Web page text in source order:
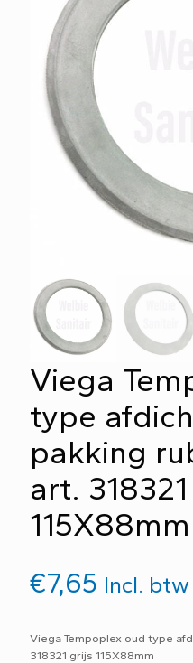
Viega
type
pakking
art.
€7,65 Incl. btw
Viega Tempoplex oud type
318321 grijs 115X88mm